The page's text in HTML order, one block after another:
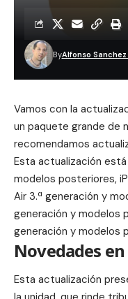
ByAlfonso
Vamos con la
un paquete grande de
recomendamos
Esta actualización
modelos posteriores,
Air 3.ª generación y
generación y modelos
generación y modelos
Novedades en
Esta actualización